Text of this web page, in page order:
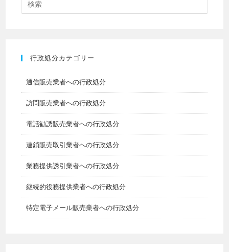
行政処分カテゴリー
通信販売業者への行政処分
訪問販売業者への行政処分
電話勧誘販売業者への行政処分
連鎖販売取引業者への行政処分
業務提供誘引業者への行政処分
継続的役務提供業者への行政処分
特定電子メール販売業者への行政処分